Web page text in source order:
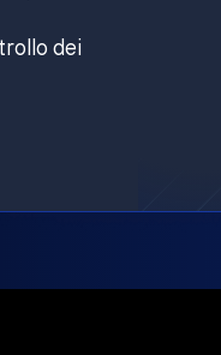
dei